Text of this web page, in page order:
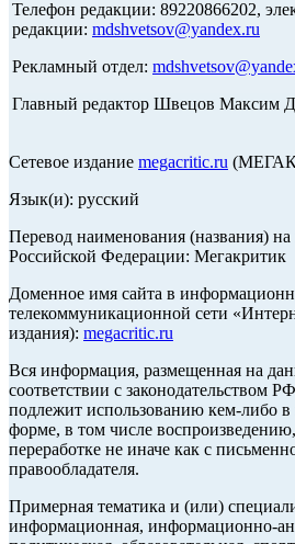
Телефон редакции: 89220866202,
редакции: mdshvetsov@yandex.ru
Рекламный отдел:
Главный редактор Швецов Максим
Сетевое издание megacritic.ru
Язык(и): русский
Перевод наименования (названия)
Российской Федерации: Мегакритик
Доменное имя сайта в
телекоммуникационной сети
издания): megacritic.ru
Вся информация, размещенная на
соответствии с законодательством
подлежит использованию кем-либо
форме, в том числе
переработке не иначе как с
правообладателя.
Примерная тематика и (или)
информационная, информационно-